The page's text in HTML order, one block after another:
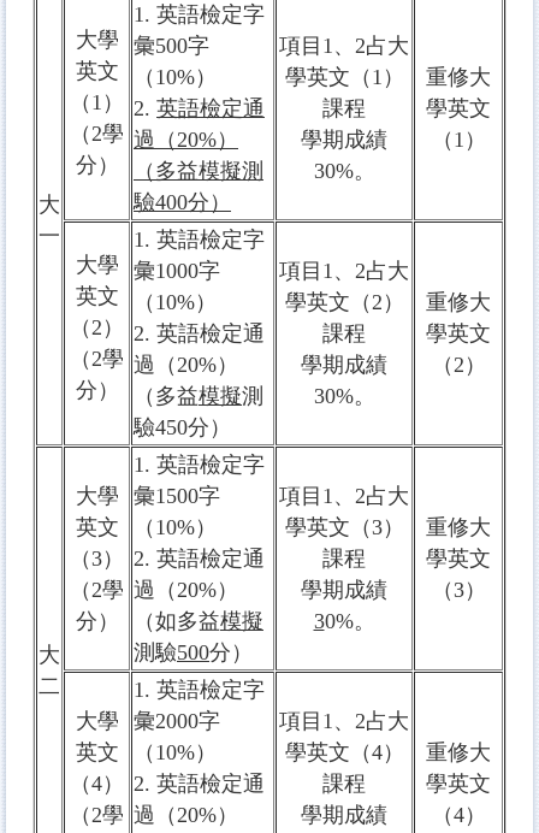
大
一
大學
英文
（1）
（2學
分）
1. 英語檢定字
彙500字
（10%）
2. 英語檢定通
過（20%）
（多益模擬測
驗400分）
項目1、2占大
學英文（1）
課程
學期成績
30%。
重修大
學英文
（1）
大學
英文
（2）
（2學
分）
1. 英語檢定字
彙1000字
（10%）
2. 英語檢定通
過（20%）
（多益模擬測
驗450分）
項目1、2占大
學英文（2）
課程
學期成績
30%。
重修大
學英文
（2）
大
二
大學
英文
（3）
（2學
分）
1. 英語檢定字
彙1500字
（10%）
2. 英語檢定通
過（20%）
（如多益模擬
測驗500分）
項目1、2占大
學英文（3）
課程
學期成績
30%。
重修大
學英文
（3）
大學
英文
（4）
（2學
1. 英語檢定字
彙2000字
（10%）
2. 英語檢定通
過（20%）
項目1、2占大
學英文（4）
課程
學期成績
重修大
學英文
（4）